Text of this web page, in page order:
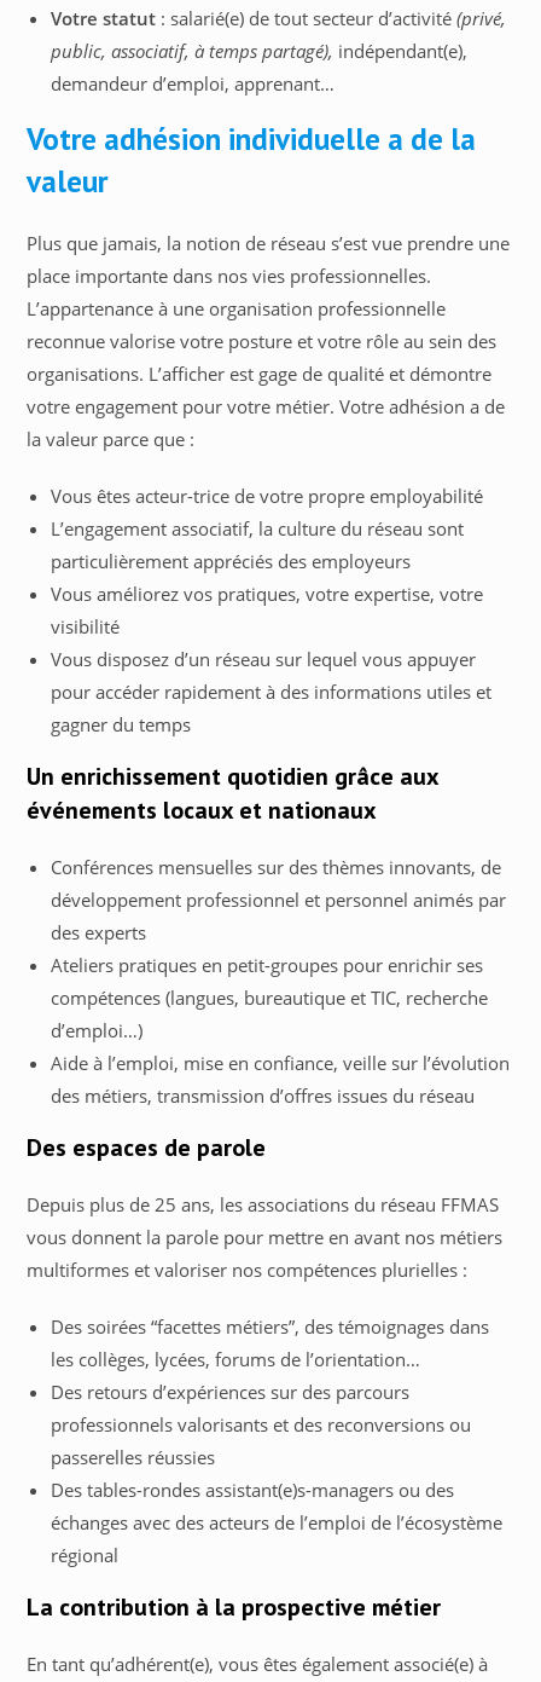
Votre statut : salarié(e) de tout secteur d’activité(privé,
public, associatif, à temps partagé), indépendant(e),
demandeur d’emploi, apprenant…
Votre adhésion individuelle a de la
valeur
Plus que jamais, la notion de réseau s’est vue prendre une
place importante dans nos vies professionnelles.
L’appartenance à une organisation professionnelle
reconnue valorise votre posture et votre rôle au sein des
organisations. L’afficher est gage de qualité et démontre
votre engagement pour votre métier. Votre adhésion a de
la valeur parce que :
Vous êtes acteur-trice de votre propre employabilité
L’engagement associatif, la culture du réseau sont
particulièrement appréciés des employeurs
Vous améliorez vos pratiques, votre expertise, votre
visibilité
Vous disposez d’un réseau sur lequel vous appuyer
pour accéder rapidement à des informations utiles et
gagner du temps
Un enrichissement quotidien grâce aux
événements locaux et nationaux
Conférences mensuelles sur des thèmes innovants, de
développement professionnel et personnel animés par
des experts
Ateliers pratiques en petit-groupes pour enrichir ses
compétences (langues, bureautique et TIC, recherche
d’emploi…)
Aide à l’emploi, mise en confiance, veille sur l’évolution
des métiers, transmission d’offres issues du réseau
Des espaces de parole
Depuis plus de 25 ans, les associations du réseau FFMAS
vous donnent la parole pour mettre en avant nos métiers
multiformes et valoriser nos compétences plurielles :
Des soirées “facettes métiers”, des témoignages dans
les collèges, lycées, forums de l’orientation…
Des retours d’expériences sur des parcours
professionnels valorisants et des reconversions ou
passerelles réussies
Des tables-rondes assistant(e)s-managers ou des
échanges avec des acteurs de l’emploi de l’écosystème
régional
La contribution à la prospective métier
En tant qu’adhérent(e), vous êtes également associé(e) à